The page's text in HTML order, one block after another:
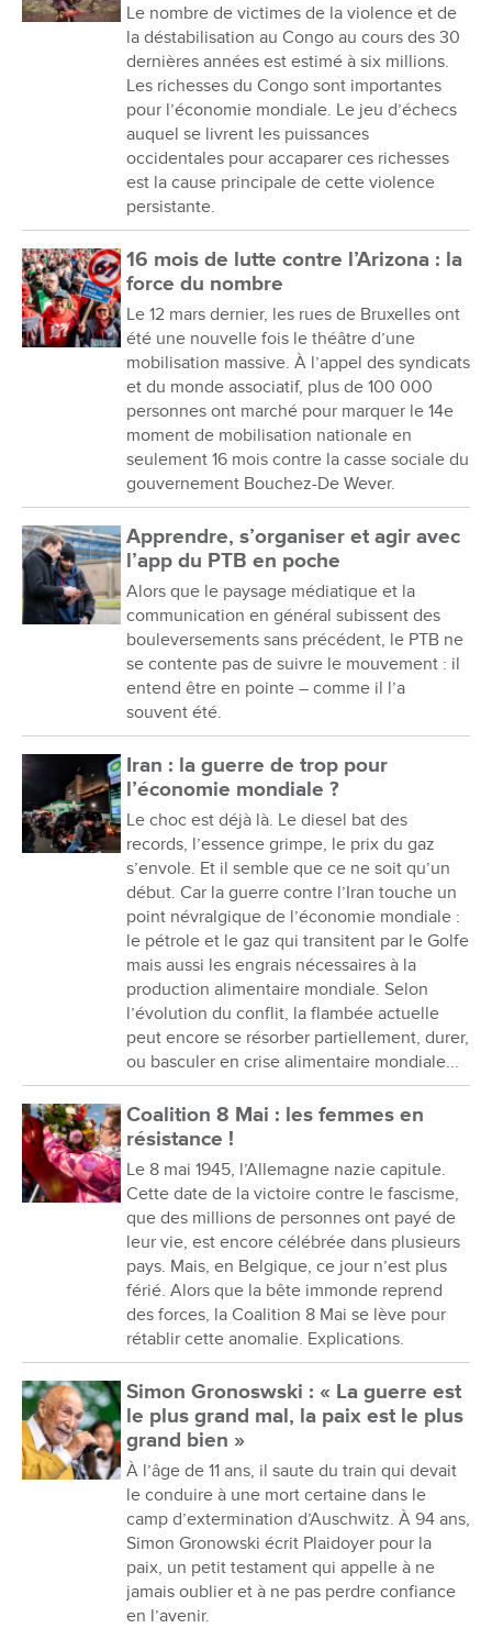
Le nombre de victimes de la violence et de
la déstabilisation au Congo au cours des 30
dernières années est estimé à six millions.
Les richesses du Congo sont importantes
pour l’économie mondiale. Le jeu d’échecs
auquel se livrent les puissances
occidentales pour accaparer ces richesses
est la cause principale de cette violence
persistante.
16 mois de lutte contre l’Arizona : la
force du nombre
Le 12 mars dernier, les rues de Bruxelles ont
été une nouvelle fois le théâtre d’une
mobilisation massive. À l’appel des syndicats
et du monde associatif, plus de 100 000
personnes ont marché pour marquer le 14e
moment de mobilisation nationale en
seulement 16 mois contre la casse sociale du
gouvernement Bouchez-De Wever.
Apprendre, s’organiser et agir avec
l’app du PTB en poche
Alors que le paysage médiatique et la
communication en général subissent des
bouleversements sans précédent, le PTB ne
se contente pas de suivre le mouvement : il
entend être en pointe – comme il l’a
souvent été.
Iran : la guerre de trop pour
l’économie mondiale ?
Le choc est déjà là. Le diesel bat des
records, l’essence grimpe, le prix du gaz
s’envole. Et il semble que ce ne soit qu’un
début. Car la guerre contre l’Iran touche un
point névralgique de l’économie mondiale :
le pétrole et le gaz qui transitent par le Golfe
mais aussi les engrais nécessaires à la
production alimentaire mondiale. Selon
l’évolution du conflit, la flambée actuelle
peut encore se résorber partiellement, durer,
ou basculer en crise alimentaire mondiale...
Coalition 8 Mai : les femmes en
résistance !
Le 8 mai 1945, l’Allemagne nazie capitule.
Cette date de la victoire contre le fascisme,
que des millions de personnes ont payé de
leur vie, est encore célébrée dans plusieurs
pays. Mais, en Belgique, ce jour n’est plus
férié. Alors que la bête immonde reprend
des forces, la Coalition 8 Mai se lève pour
rétablir cette anomalie. Explications.
Simon Gronoswski : « La guerre est
le plus grand mal, la paix est le plus
grand bien »
À l’âge de 11 ans, il saute du train qui devait
le conduire à une mort certaine dans le
camp d’extermination d’Auschwitz. À 94 ans,
Simon Gronowski écrit Plaidoyer pour la
paix, un petit testament qui appelle à ne
jamais oublier et à ne pas perdre confiance
en l’avenir.